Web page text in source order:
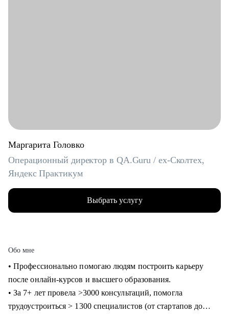
Маргарита Головко
Операционный директор в QA.Guru / ex-Сколтех,
Яндекс Практикум
Выбрать услугу
Обо мне
• Профессионально помогаю людям построить карьеру
после онлайн-курсов и высшего образования.
• За 7+ лет провела >3000 консультаций, помогла
трудоустроиться > 1300 специалистов (от стартапов до